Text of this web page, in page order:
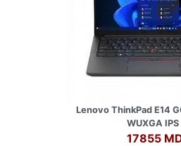
Lenovo ThinkPad E14
WUXGA IPS
17855